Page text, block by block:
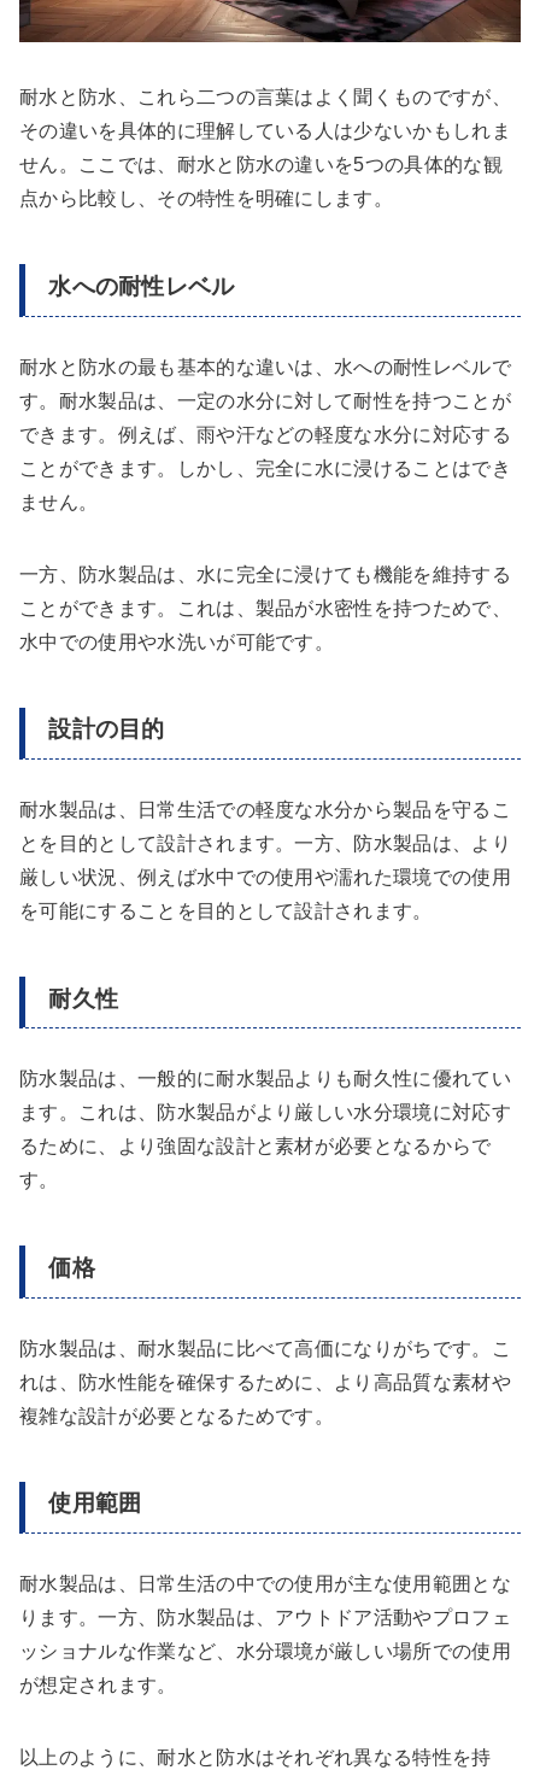
耐水と防水、これら二つの言葉はよく聞くものですが、
その違いを具体的に理解している人は少ないかもしれま
せん。ここでは、耐水と防水の違いを5つの具体的な観
点から比較し、その特性を明確にします。
水への耐性レベル
耐水と防水の最も基本的な違いは、水への耐性レベルで
す。耐水製品は、一定の水分に対して耐性を持つことが
できます。例えば、雨や汗などの軽度な水分に対応する
ことができます。しかし、完全に水に浸けることはでき
ません。
一方、防水製品は、水に完全に浸けても機能を維持する
ことができます。これは、製品が水密性を持つためで、
水中での使用や水洗いが可能です。
設計の目的
耐水製品は、日常生活での軽度な水分から製品を守るこ
とを目的として設計されます。一方、防水製品は、より
厳しい状況、例えば水中での使用や濡れた環境での使用
を可能にすることを目的として設計されます。
耐久性
防水製品は、一般的に耐水製品よりも耐久性に優れてい
ます。これは、防水製品がより厳しい水分環境に対応す
るために、より強固な設計と素材が必要となるからで
す。
価格
防水製品は、耐水製品に比べて高価になりがちです。こ
れは、防水性能を確保するために、より高品質な素材や
複雑な設計が必要となるためです。
使用範囲
耐水製品は、日常生活の中での使用が主な使用範囲とな
ります。一方、防水製品は、アウトドア活動やプロフェ
ッショナルな作業など、水分環境が厳しい場所での使用
が想定されます。
以上のように、耐水と防水はそれぞれ異なる特性を持